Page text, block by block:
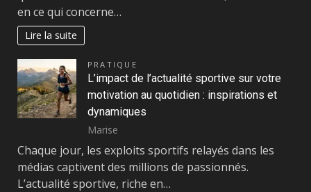
en ce qui concerne…
Lire la suite
PRATIQUE
L’impact de l’actualité sportive sur votre
motivation au quotidien : inspirations et
dynamiques
Marise
Chaque jour, les exploits sportifs relayés dans les
médias captivent des millions de passionnés.
L’actualité sportive, riche en…